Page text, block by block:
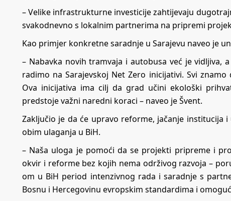
– Velike infrastrukturne investicije zahtijevaju
svakodnevno s lokalnim partnerima na pripremi
Kao primjer konkretne saradnje u Sarajevu naveo je
– Nabavka novih tramvaja i autobusa već je
radimo na Sarajevskoj Net Zero inicijativi. Svi
Ova inicijativa ima cilj da grad učini ekološki
predstoje važni naredni koraci – naveo je Švent.
Zaključio je da će upravo reforme, jačanje
obim ulaganja u BiH.
– Naša uloga je pomoći da se projekti pripreme i
okvir i reforme bez kojih nema održivog razvoja –
om u BiH period intenzivnog rada i saradnje s
Bosnu i Hercegovinu evropskim standardima i